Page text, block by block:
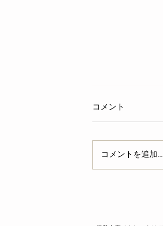
伊豆ツアー
コメント
コメントを追加…